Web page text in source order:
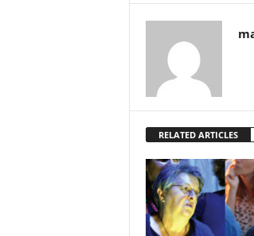
RELATED ARTICLES